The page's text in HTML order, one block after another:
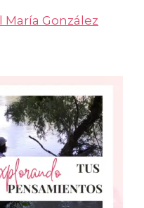
María González